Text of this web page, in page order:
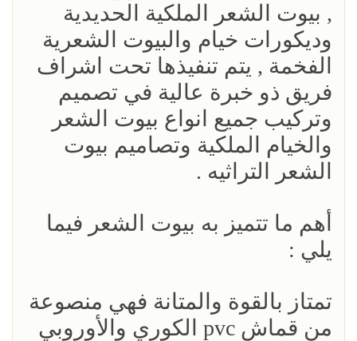
, بيوت الشعر الملكية الحديدية
وديكورات خيام والبيوت الشعرية
الفخمة , يتم تنفيذها تحت اشراف
فريق ذو خبرة عالية في تصميم
وتركيب جميع انواع بيوت الشعر
والخيام الملكية وتصاميم بيوت
الشعر التراثيه .
أهم ما تتميز به بيوت الشعر فيما
يلي :
تمتاز بالقوة والمتانة فهي منصوعة
من قماش pvc الكوري والأوروبي